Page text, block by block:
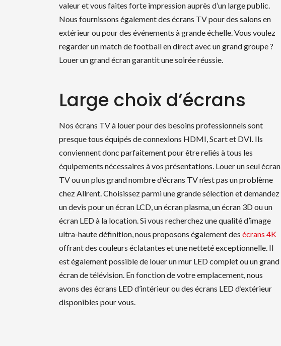
valeur et vous faites forte impression auprès d’un large public.
Nous fournissons également des écrans TV pour des salons en
extérieur ou pour des événements à grande échelle. Vous voulez
regarder un match de football en direct avec un grand groupe ?
Louer un grand écran garantit une soirée réussie.
Large choix d’écrans
Nos écrans TV à louer pour des besoins professionnels sont
presque tous équipés de connexions HDMI, Scart et DVI. Ils
conviennent donc parfaitement pour être reliés à tous les
équipements nécessaires à vos présentations. Louer un seul écran
TV ou un plus grand nombre d’écrans TV n’est pas un problème
chez Allrent. Choisissez parmi une grande sélection et demandez
un devis pour un écran LCD, un écran plasma, un écran 3D ou un
écran LED à la location. Si vous recherchez une qualité d’image
ultra-haute définition, nous proposons également des écrans 4K
offrant des couleurs éclatantes et une netteté exceptionnelle. Il
est également possible de louer un mur LED complet ou un grand
écran de télévision. En fonction de votre emplacement, nous
avons des écrans LED d’intérieur ou des écrans LED d’extérieur
disponibles pour vous.